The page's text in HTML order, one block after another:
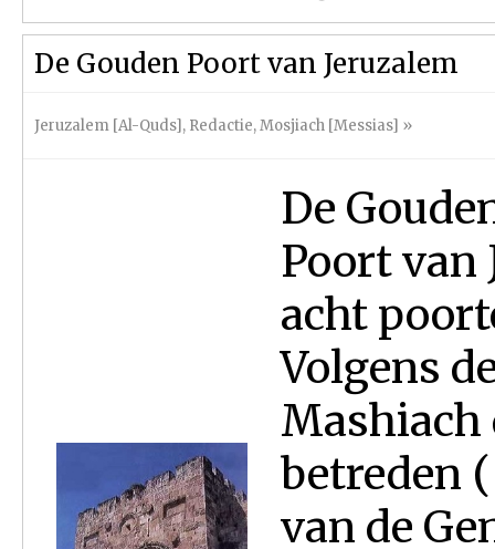
De Gouden Poort van Jeruzalem
Jeruzalem [Al-Quds], Redactie,Mosjiach [Messias] »
De
Poort van
acht
Volgens
Mashiach
betreden
van de